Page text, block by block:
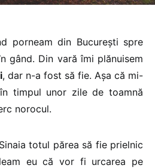
porneam din București spre
gând. Din vară îmi plănuisem
, dar n-a fost să fie. Așa că mi-
timpul unor zile de toamnă
norocul.
totul părea să fie prielnic
eu că vor fi urcarea pe